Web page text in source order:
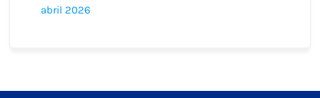
abril 2026